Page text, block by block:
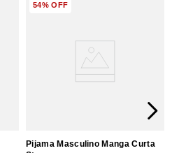
54%OFF
Pijama Masculino Manga Curta